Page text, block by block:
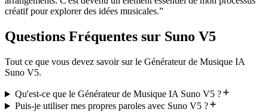
créatif pour explorer des idées musicales.”
Questions Fréquentes sur Suno V5
Tout ce que vous devez savoir sur le Générateur de Musique IA
Suno V5.
Qu'est-ce que le Générateur de Musique IA Suno V5 ?
Puis-je utiliser mes propres paroles avec Suno V5 ?